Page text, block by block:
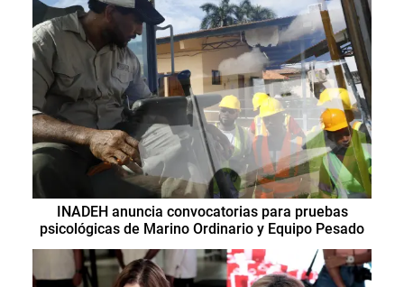
INADEH anuncia convocatorias para pruebas
psicológicas de Marino Ordinario y Equipo Pesado